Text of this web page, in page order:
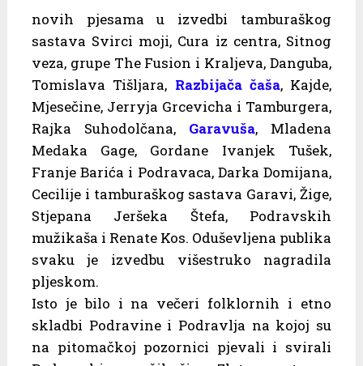
novih pjesama u izvedbi tamburaškog
sastava Svirci moji, Cura iz centra, Sitnog
veza, grupe The Fusion i Kraljeva, Danguba,
Tomislava Tišljara, Razbijača čaša, Kajde,
Mjesečine, Jerryja Grcevicha i Tamburgera,
Rajka Suhodolčana, Garavuša, Mladena
Medaka Gage, Gordane Ivanjek Tušek,
Franje Barića i Podravaca, Darka Domijana,
Cecilije i tamburaškog sastava Garavi, Žige,
Stjepana Jeršeka Štefa, Podravskih
mužikaša i Renate Kos. Oduševljena publika
svaku je izvedbu višestruko nagradila
pljeskom.
Isto je bilo i na večeri folklornih i etno
skladbi Podravine i Podravlja na kojoj su
na pitomačkoj pozornici pjevali i svirali